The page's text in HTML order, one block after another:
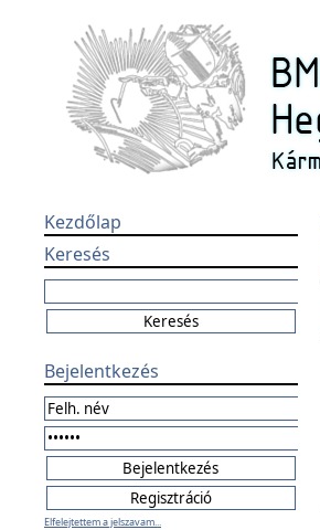
Kezdőlap
Keresés
Bejelentkezés
Elfelejtettem a jelszavam...